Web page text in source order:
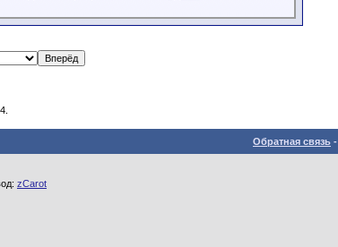
Обратная связь -
zCarot